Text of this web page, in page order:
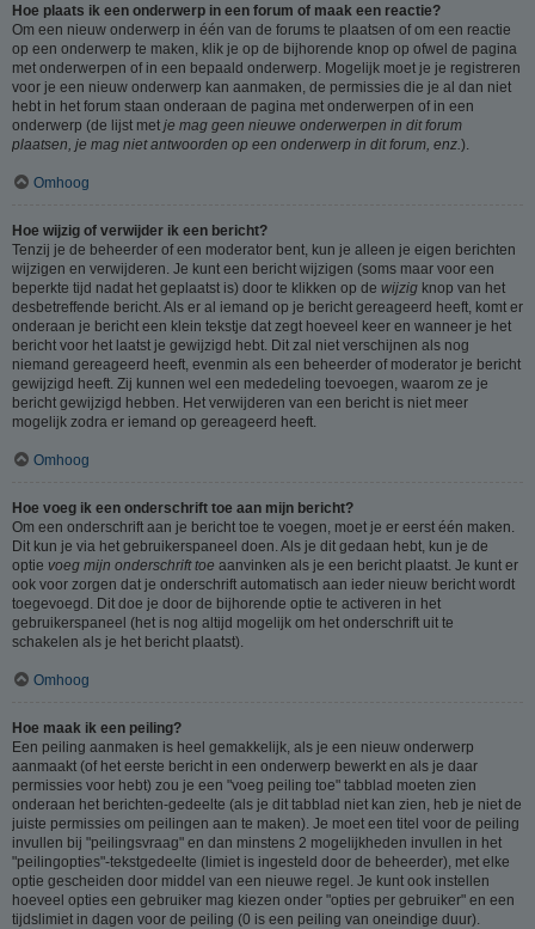
Hoe plaats ik een onderwerp in een forum of maak een reactie?
Om een nieuw onderwerp in één van de forums te plaatsen of om een reactie
op een onderwerp te maken, klik je op de bijhorende knop op ofwel de pagina
met onderwerpen of in een bepaald onderwerp. Mogelijk moet je je registreren
voor je een nieuw onderwerp kan aanmaken, de permissies die je al dan niet
hebt in het forum staan onderaan de pagina met onderwerpen of in een
onderwerp (de lijst met je mag geen nieuwe onderwerpen in dit forum
plaatsen, je mag niet antwoorden op een onderwerp in dit forum, enz. ).
Omhoog
Hoe wijzig of verwijder ik een bericht?
Tenzij je de beheerder of een moderator bent, kun je alleen je eigen berichten
wijzigen en verwijderen. Je kunt een bericht wijzigen (soms maar voor een
beperkte tijd nadat het geplaatst is) door te klikken op de wijzig knop van het
desbetreffende bericht. Als er al iemand op je bericht gereageerd heeft, komt er
onderaan je bericht een klein tekstje dat zegt hoeveel keer en wanneer je het
bericht voor het laatst je gewijzigd hebt. Dit zal niet verschijnen als nog
niemand gereageerd heeft, evenmin als een beheerder of moderator je bericht
gewijzigd heeft. Zij kunnen wel een mededeling toevoegen, waarom ze je
bericht gewijzigd hebben. Het verwijderen van een bericht is niet meer
mogelijk zodra er iemand op gereageerd heeft.
Omhoog
Hoe voeg ik een onderschrift toe aan mijn bericht?
Om een onderschrift aan je bericht toe te voegen, moet je er eerst één maken.
Dit kun je via het gebruikerspaneel doen. Als je dit gedaan hebt, kun je de
optie voeg mijn onderschrift toe aanvinken als je een bericht plaatst. Je kunt er
ook voor zorgen dat je onderschrift automatisch aan ieder nieuw bericht wordt
toegevoegd. Dit doe je door de bijhorende optie te activeren in het
gebruikerspaneel (het is nog altijd mogelijk om het onderschrift uit te
schakelen als je het bericht plaatst).
Omhoog
Hoe maak ik een peiling?
Een peiling aanmaken is heel gemakkelijk, als je een nieuw onderwerp
aanmaakt (of het eerste bericht in een onderwerp bewerkt en als je daar
permissies voor hebt) zou je een "voeg peiling toe" tabblad moeten zien
onderaan het berichten-gedeelte (als je dit tabblad niet kan zien, heb je niet de
juiste permissies om peilingen aan te maken). Je moet een titel voor de peiling
invullen bij "peilingsvraag" en dan minstens 2 mogelijkheden invullen in het
"peilingopties"-tekstgedeelte (limiet is ingesteld door de beheerder), met elke
optie gescheiden door middel van een nieuwe regel. Je kunt ook instellen
hoeveel opties een gebruiker mag kiezen onder "opties per gebruiker" en een
tijdslimiet in dagen voor de peiling (0 is een peiling van oneindige duur).